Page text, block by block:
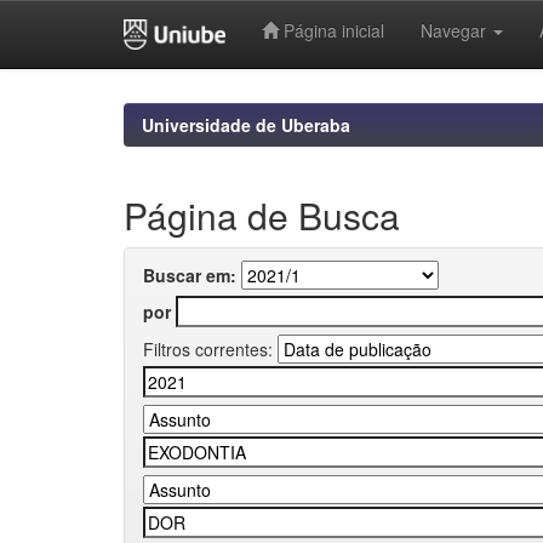
Página inicial Navegar
Universidade de Uberaba
Página de Busca
Buscar em:
por
Filtros correntes: